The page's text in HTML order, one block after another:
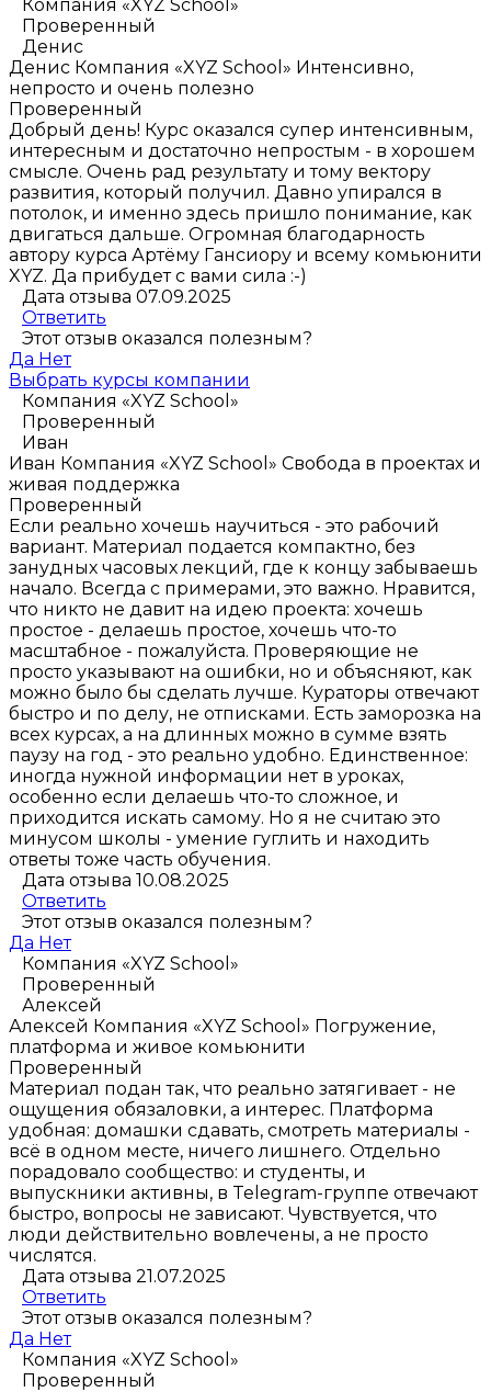
Компания «XYZ School»
Проверенный
Денис
Денис Компания «XYZ School» Интенсивно,
непросто и очень полезно
Проверенный
Добрый день! Курс оказался супер интенсивным,
интересным и достаточно непростым - в хорошем
смысле. Очень рад результату и тому вектору
развития, который получил. Давно упирался в
потолок, и именно здесь пришло понимание, как
двигаться дальше. Огромная благодарность
автору курса Артёму Гансиору и всему комьюнити
XYZ. Да прибудет с вами сила :-)
Дата отзыва 07.09.2025
Ответить
Этот отзыв оказался полезным?
Да Нет
Выбрать курсы компании
Компания «XYZ School»
Проверенный
Иван
Иван Компания «XYZ School» Свобода в проектах и
живая поддержка
Проверенный
Если реально хочешь научиться - это рабочий
вариант. Материал подается компактно, без
занудных часовых лекций, где к концу забываешь
начало. Всегда с примерами, это важно. Нравится,
что никто не давит на идею проекта: хочешь
простое - делаешь простое, хочешь что-то
масштабное - пожалуйста. Проверяющие не
просто указывают на ошибки, но и объясняют, как
можно было бы сделать лучше. Кураторы отвечают
быстро и по делу, не отписками. Есть заморозка на
всех курсах, а на длинных можно в сумме взять
паузу на год - это реально удобно. Единственное:
иногда нужной информации нет в уроках,
особенно если делаешь что-то сложное, и
приходится искать самому. Но я не считаю это
минусом школы - умение гуглить и находить
ответы тоже часть обучения.
Дата отзыва 10.08.2025
Ответить
Этот отзыв оказался полезным?
Да Нет
Компания «XYZ School»
Проверенный
Алексей
Алексей Компания «XYZ School» Погружение,
платформа и живое комьюнити
Проверенный
Материал подан так, что реально затягивает - не
ощущения обязаловки, а интерес. Платформа
удобная: домашки сдавать, смотреть материалы -
всё в одном месте, ничего лишнего. Отдельно
порадовало сообщество: и студенты, и
выпускники активны, в Telegram-группе отвечают
быстро, вопросы не зависают. Чувствуется, что
люди действительно вовлечены, а не просто
числятся.
Дата отзыва 21.07.2025
Ответить
Этот отзыв оказался полезным?
Да Нет
Компания «XYZ School»
Проверенный